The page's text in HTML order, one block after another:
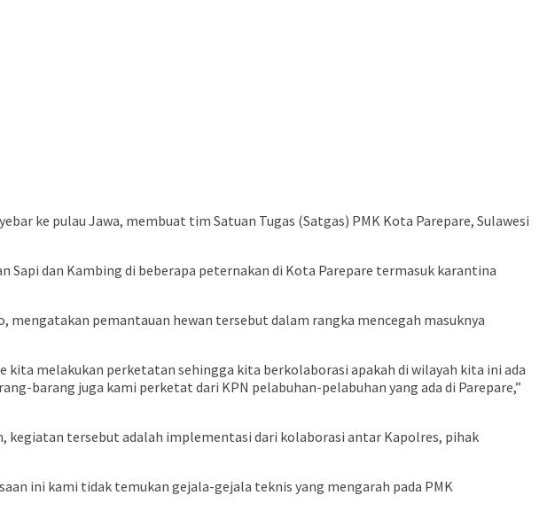
ke pulau Jawa, membuat tim Satuan Tugas (Satgas) PMK Kota Parepare, Sulawesi
dan Kambing di beberapa peternakan di Kota Parepare termasuk karantina
mengatakan pemantauan hewan tersebut dalam rangka mencegah masuknya
melakukan perketatan sehingga kita berkolaborasi apakah di wilayah kita ini ada
barang juga kami perketat dari KPN pelabuhan-pelabuhan yang ada di Parepare,”
kegiatan tersebut adalah implementasi dari kolaborasi antar Kapolres, pihak
ini kami tidak temukan gejala-gejala teknis yang mengarah pada PMK